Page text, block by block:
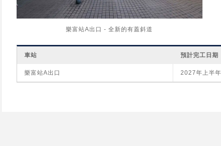
樂富站A出口 - 全新的有蓋斜道
車站 預計完工日期
樂富站A出口 2027年上半年